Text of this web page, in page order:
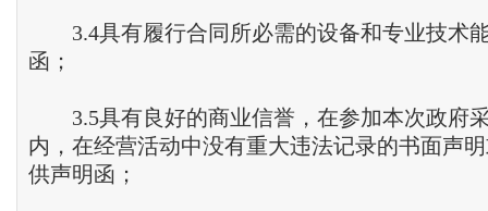
3.4具有履行合同所必需的设备和专业技术
函；
3.5具有良好的商业信誉，在参加本次政府
内，在经营活动中没有重大违法记录的书面声
供声明函；